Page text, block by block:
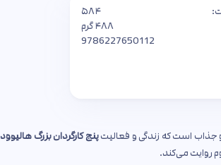
۵۸۴
۴۸۸ گرم
9786227650112
است که زندگی و فعالیتپنج کارگردان بزرگ هالیوود
روایت می‌کند.